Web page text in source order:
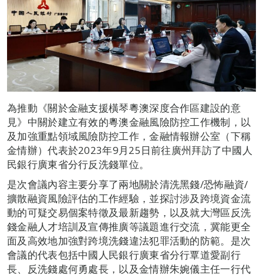
為推動《關於金融支援橫琴粵澳深度合作區建設的意
見》中關於建立有效的粵澳金融風險防控工作機制，以
及加強重點領域風險防控工作，金融情報辦公室（下稱
金情辦）代表於2023年9月25日前往廣州拜訪了中國人
民銀行廣東省分行反洗錢單位。
是次會議內容主要分享了兩地關於清洗黑錢/恐怖融資/
擴散融資風險評估的工作經驗，並探討涉及跨境資金流
動的可疑交易個案特徵及最新趨勢，以及就大灣區反洗
錢金融人才培訓及宣傳推廣等議題進行交流，冀能更全
面及高效地加強對跨境洗錢違法犯罪活動的防範。是次
會議的代表包括中國人民銀行廣東省分行覃道愛副行
長、反洗錢處何勇處長，以及金情辦朱婉儀主任一行代